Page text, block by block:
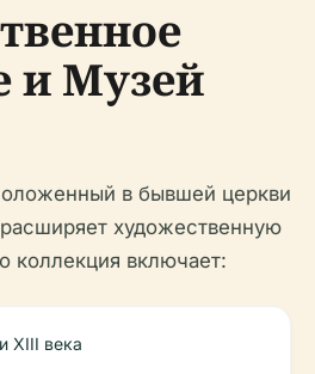
и Музей
в бывшей церкви
художественную
коллекция включает:
XIII века